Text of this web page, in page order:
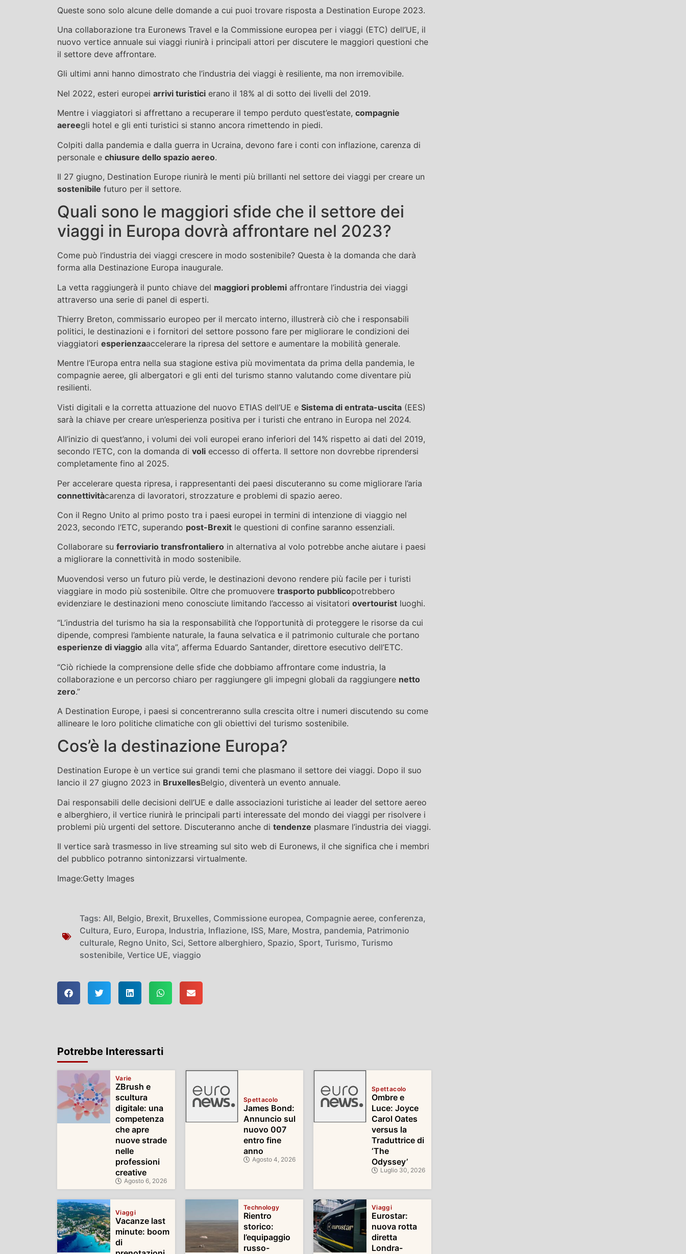
Queste sono solo alcune delle domande a cui puoi trovare risposta a Destination Europe 2023.
Una collaborazione tra Euronews Travel e la Commissione europea per i viaggi (ETC) dell’UE, il
nuovo vertice annuale sui viaggi riunirà i principali attori per discutere le maggiori questioni che
il settore deve affrontare.
Gli ultimi anni hanno dimostrato che l’industria dei viaggi è resiliente, ma non irremovibile.
Nel 2022, esteri europei arrivi turistici erano il 18% al di sotto dei livelli del 2019.
Mentre i viaggiatori si affrettano a recuperare il tempo perduto quest’estate, compagnie
aereegli hotel e gli enti turistici si stanno ancora rimettendo in piedi.
Colpiti dalla pandemia e dalla guerra in Ucraina, devono fare i conti con inflazione, carenza di
personale e chiusure dello spazio aereo.
Il 27 giugno, Destination Europe riunirà le menti più brillanti nel settore dei viaggi per creare un
sostenibile futuro per il settore.
Quali sono le maggiori sfide che il settore dei
viaggi in Europa dovrà affrontare nel 2023?
Come può l’industria dei viaggi crescere in modo sostenibile? Questa è la domanda che darà
forma alla Destinazione Europa inaugurale.
La vetta raggiungerà il punto chiave del maggiori problemi affrontare l’industria dei viaggi
attraverso una serie di panel di esperti.
Thierry Breton, commissario europeo per il mercato interno, illustrerà ciò che i responsabili
politici, le destinazioni e i fornitori del settore possono fare per migliorare le condizioni dei
viaggiatori esperienzaaccelerare la ripresa del settore e aumentare la mobilità generale.
Mentre l’Europa entra nella sua stagione estiva più movimentata da prima della pandemia, le
compagnie aeree, gli albergatori e gli enti del turismo stanno valutando come diventare più
resilienti.
Visti digitali e la corretta attuazione del nuovo ETIAS dell’UE e Sistema di entrata-uscita (EES)
sarà la chiave per creare un’esperienza positiva per i turisti che entrano in Europa nel 2024.
All’inizio di quest’anno, i volumi dei voli europei erano inferiori del 14% rispetto ai dati del 2019,
secondo l’ETC, con la domanda di voli eccesso di offerta. Il settore non dovrebbe riprendersi
completamente fino al 2025.
Per accelerare questa ripresa, i rappresentanti dei paesi discuteranno su come migliorare l’aria
connettivitàcarenza di lavoratori, strozzature e problemi di spazio aereo.
Con il Regno Unito al primo posto tra i paesi europei in termini di intenzione di viaggio nel
2023, secondo l’ETC, superando post-Brexit le questioni di confine saranno essenziali.
Collaborare su ferroviario transfrontaliero in alternativa al volo potrebbe anche aiutare i paesi
a migliorare la connettività in modo sostenibile.
Muovendosi verso un futuro più verde, le destinazioni devono rendere più facile per i turisti
viaggiare in modo più sostenibile. Oltre che promuovere trasporto pubblicopotrebbero
evidenziare le destinazioni meno conosciute limitando l’accesso ai visitatori overtourist luoghi.
“L’industria del turismo ha sia la responsabilità che l’opportunità di proteggere le risorse da cui
dipende, compresi l’ambiente naturale, la fauna selvatica e il patrimonio culturale che portano
esperienze di viaggio alla vita”, afferma Eduardo Santander, direttore esecutivo dell’ETC.
“Ciò richiede la comprensione delle sfide che dobbiamo affrontare come industria, la
collaborazione e un percorso chiaro per raggiungere gli impegni globali da raggiungere netto
zero.”
A Destination Europe, i paesi si concentreranno sulla crescita oltre i numeri discutendo su come
allineare le loro politiche climatiche con gli obiettivi del turismo sostenibile.
Cos’è la destinazione Europa?
Destination Europe è un vertice sui grandi temi che plasmano il settore dei viaggi. Dopo il suo
lancio il 27 giugno 2023 in BruxellesBelgio, diventerà un evento annuale.
Dai responsabili delle decisioni dell’UE e dalle associazioni turistiche ai leader del settore aereo
e alberghiero, il vertice riunirà le principali parti interessate del mondo dei viaggi per risolvere i
problemi più urgenti del settore. Discuteranno anche di tendenze plasmare l’industria dei viaggi.
Il vertice sarà trasmesso in live streaming sul sito web di Euronews, il che significa che i membri
del pubblico potranno sintonizzarsi virtualmente.
Image:Getty Images
Tags: All, Belgio, Brexit, Bruxelles, Commissione europea, Compagnie aeree, conferenza,
Cultura, Euro, Europa, Industria, Inflazione, ISS, Mare, Mostra, pandemia, Patrimonio
culturale, Regno Unito, Sci, Settore alberghiero, Spazio, Sport, Turismo, Turismo
sostenibile, Vertice UE, viaggio
Potrebbe Interessarti
Varie
ZBrush e
scultura
digitale: una
competenza
che apre
nuove strade
nelle
professioni
creative
Agosto 6, 2026
Spettacolo
James Bond:
Annuncio sul
nuovo 007
entro fine
anno
Agosto 4, 2026
Spettacolo
Ombre e
Luce: Joyce
Carol Oates
versus la
Traduttrice di
‘The
Odyssey’
Luglio 30, 2026
Viaggi
Vacanze last
minute: boom
di
Technology
Rientro
storico:
l’equipaggio
russo-
Viaggi
Eurostar:
nuova rotta
diretta
Londra-